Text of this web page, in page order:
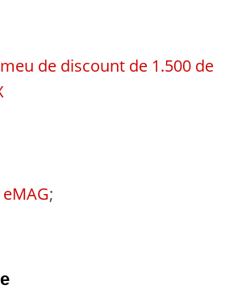
de discount de 1.500 de
;